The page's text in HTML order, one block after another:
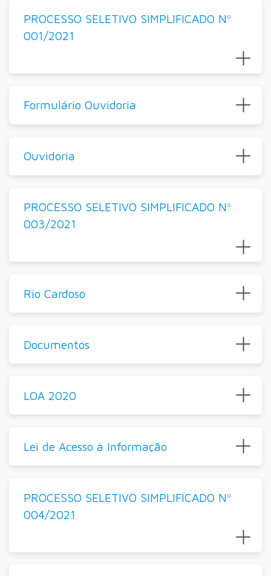
PROCESSO SELETIVO SIMPLIFICADO Nº
001/2021
Formulário Ouvidoria
Ouvidoria
PROCESSO SELETIVO SIMPLIFICADO Nº
003/2021
Rio Cardoso
Documentos
LOA 2020
Lei de Acesso à Informação
PROCESSO SELETIVO SIMPLIFICADO Nº
004/2021